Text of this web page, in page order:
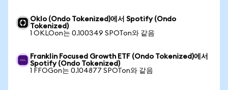
Oklo (Ondo Tokenized)에서 Spotify (Ondo
Tokenized)
1 OKLOon는 0.100349 SPOTon와 같음
Franklin Focused Growth ETF (Ondo Tokenized)에서
Spotify (Ondo Tokenized)
1 FFOGon는 0.104877 SPOTon와 같음